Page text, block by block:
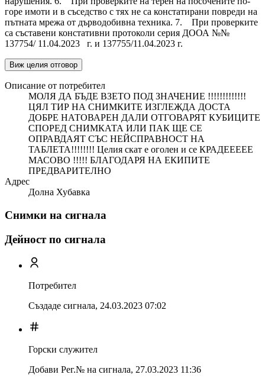
горе имоти и в съседство с тях не са констатирани повреди на
пътната мрежа от дърводобивна техника. 7. При проверките
са съставени констативни протоколи серия ДООА №№
137754/ 11.04.2023 г. и 137755/11.04.2023 г.
Виж целия отговор
Описание от потребител
МОЛЯ ДА БЪДЕ ВЗЕТО ПОД ЗНАЧЕНИЕ !!!!!!!!!!!!!
ЦЯЛ ТИР НА СНИМКИТЕ ИЗГЛЕЖДА ДОСТА
ДОБРЕ НАТОВАРЕН ДАЛИ ОТГОВАРЯТ КУБИЦИТЕ
СПОРЕД СНИМКАТА ИЛИ ПАК ЩЕ СЕ
ОПРАВДАЯТ СЪС НЕЙСПРАВНОСТ НА
ТАБЛЕТА!!!!!!!! Целия скат е оголен и се КРАДЕЕЕЕЕ
МАСОВО !!!!! БЛАГОДАРЯ НА ЕКИПИТЕ
ПРЕДВАРИТЕЛНО
Адрес
Долна Хубавка
Снимки на сигнала
Дейност по сигнала
Потребител
Създаде сигнала, 24.03.2023 07:02
Горски служител
Добави Рег.№ на сигнала, 27.03.2023 11:36